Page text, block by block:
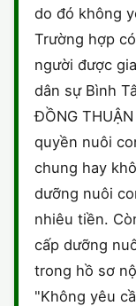
SỞ HỮU TRÍ
THUẾ - BẢO
HÌNH SỰ
HÔN NHÂN -
LAO ĐỘNG
SỞ HỮU TRÍ
THỪA KẾ - DI
THUẾ VÀ KẾ
DOANH
HỘ KINH
SỞ HỮU TRÍ
LÝ LỊCH TƯ
TRÍCH LỤC
CÔNG BỐ SẢN
GIẤY PHÉP
MẪU HỢP
MẪU KHÁC
VĂN BẢN TỐ
do đó không
Trường hợp
người được
dân sự Bình
ĐỒNG
quyền nuôi
chung hay
dưỡng nuôi
nhiêu tiền.
cấp dưỡng
trong hồ sơ
"Không yêu